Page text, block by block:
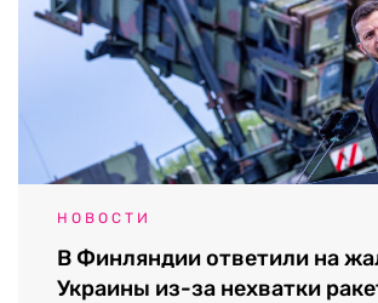
НОВОСТИ
В Финляндии ответили на
Украины из-за нехватки